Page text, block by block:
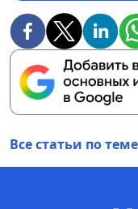
Все статьи по